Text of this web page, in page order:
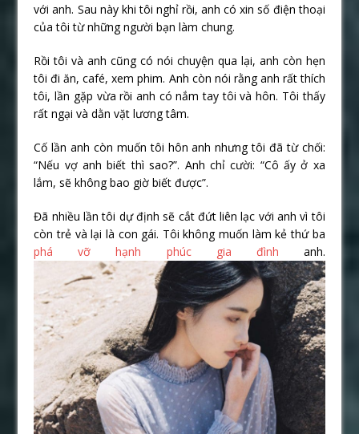
với anh. Sau này khi tôi nghỉ rồi, anh có xin số điện thoại
của tôi từ những người bạn làm chung.
Rồi tôi và anh cũng có nói chuyện qua lại, anh còn hẹn
tôi đi ăn, café, xem phim. Anh còn nói rằng anh rất thích
tôi, lần gặp vừa rồi anh có nắm tay tôi và hôn. Tôi thấy
rất ngại và dằn vặt lương tâm.
Cố lần anh còn muốn tôi hôn anh nhưng tôi đã từ chối:
“Nếu vợ anh biết thì sao?”. Anh chỉ cười: “Cô ấy ở xa
lắm, sẽ không bao giờ biết được”.
Đã nhiều lần tôi dự định sẽ cắt đứt liên lạc với anh vì tôi
còn trẻ và lại là con gái. Tôi không muốn làm kẻ thứ ba
phá vỡ hạnh phúc gia đình anh.